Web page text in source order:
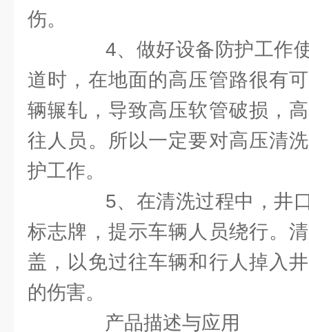
伤。
4、做好设备防护工作使
道时，在地面的高压管路很有
辆辗轧，导致高压软管破损，
往人员。所以一定要对高压清
护工作。
5、在清洗过程中，井口
标志牌，提示车辆人员绕行。
盖，以免过往车辆和行人掉入
的伤害。
产品描述与应用